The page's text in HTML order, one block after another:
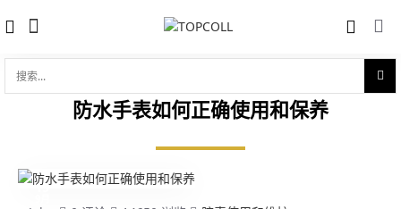
防水手表如何正确使用和保养
15